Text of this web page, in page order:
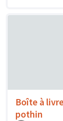
Boîte à
pothin